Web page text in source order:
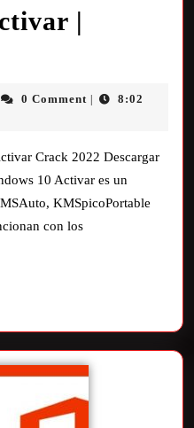
|
0 Comment
8:02
Crack 2022 Descargar
10 Activar es un
KMSpicoPortable
con los